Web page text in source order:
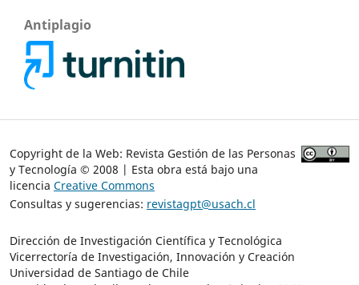
Antiplagio
Copyright de la Web: Revista Gestión de las Personas
y Tecnología © 2008 | Esta obra está bajo una
licencia Creative Commons
Consultas y sugerencias: revistagpt@usach.cl
Dirección de Investigación Científica y Tecnológica
Vicerrectoría de Investigación, Innovación y Creación
Universidad de Santiago de Chile